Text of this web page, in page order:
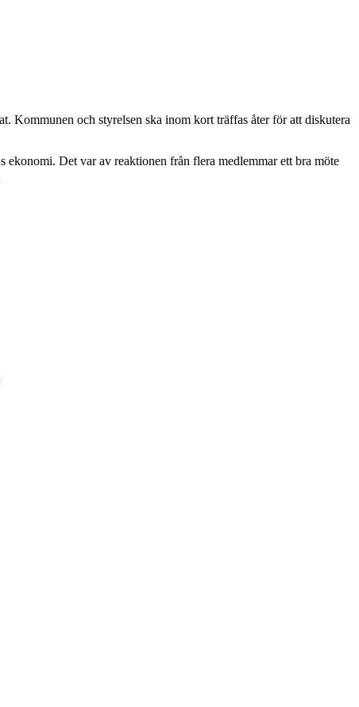
Kommunen och styrelsen ska inom kort träffas åter för att diskutera
ekonomi. Det var av reaktionen från flera medlemmar ett bra möte